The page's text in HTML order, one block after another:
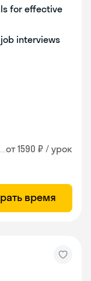
for effective
job interviews
от 1590 ₽ / урок
время